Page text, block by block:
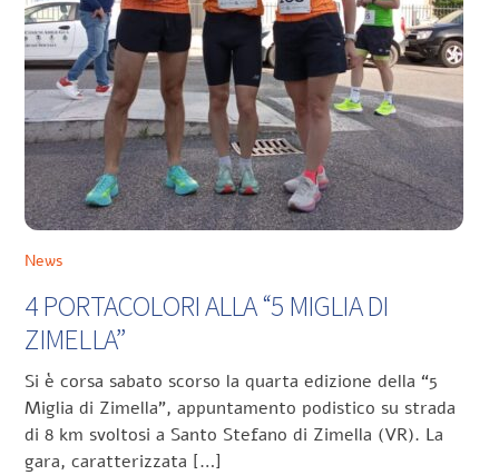
News
4 PORTACOLORI ALLA “5 MIGLIA DI
ZIMELLA”
Si è corsa sabato scorso la quarta edizione della “5
Miglia di Zimella”, appuntamento podistico su strada
di 8 km svoltosi a Santo Stefano di Zimella (VR). La
gara, caratterizzata […]